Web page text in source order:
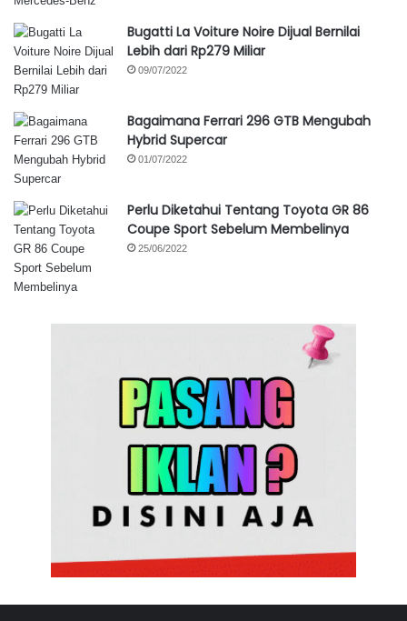
Bugatti La Voiture Noire Dijual Bernilai
Lebih dari Rp279 Miliar
09/07/2022
Bagaimana Ferrari 296 GTB Mengubah
Hybrid Supercar
01/07/2022
Perlu Diketahui Tentang Toyota GR 86
Coupe Sport Sebelum Membelinya
25/06/2022